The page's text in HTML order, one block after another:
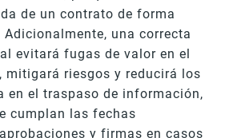
de un contrato de forma
una correcta
evitará fugas de valor en el
mitigará riesgos y reducirá los
en el traspaso de información,
cumplan las fechas
y firmas en casos